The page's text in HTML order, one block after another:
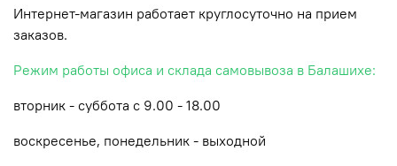
Интернет-магазин работает круглосуточно на прием
заказов.
Режим работы офиса и склада самовывоза в Балашихе:
вторник - суббота с 9.00 - 18.00
воскресенье, понедельник - выходной